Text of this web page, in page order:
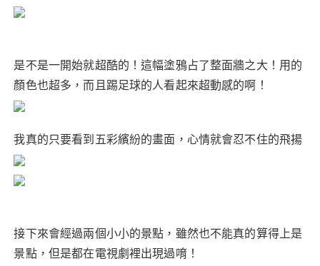
是不是一開始就超酷的！這幅塗鴉占了整面牆之大！用的
顏色也超多，而且踢足球的人看起來超動感的啊！
我真的只要看到五彩繽紛的畫面，心情就會忍不住的飛揚
接下來會經過兩個小小的景點，雖然也不能真的算得上是
景點，但是都在電視劇裡出現過唷！